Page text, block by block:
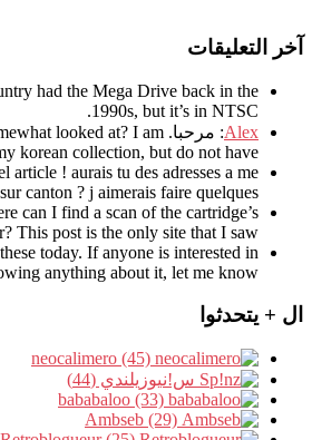
آخر التعليقات
had the Mega Drive back in the
1990s, but it’s in NTSC
.
Alex: مرحبا. looked at? I am
korean collection, but do not have..
article ! aurais tu des adresses a me
canton ? j aimerais faire quelques..
can I find a scan of the cartridge’s
This post is the only site that I saw...
today. If anyone is interested in
anything about it, let me know.
ال + يتحدثوا
س!نيوزيلندي (44)